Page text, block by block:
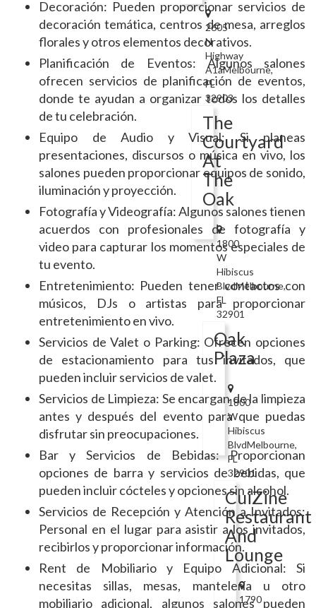
2605
N
Highway
A1aMelbourne,
FL
32903
The
Courtyard
At
The
Oak
1800
W
Hibiscus
BlvdMelbourne,
FL
32901
Oak
Plaza
1800
W
Hibiscus
BlvdMelbourne,
FL
32901
CuiZine
Restaurant
And
Lounge
1790
Decoración: Pueden proporcionar servicios de
decoración temática, centros de mesa, arreglos
florales y otros elementos decorativos.
Planificación de Eventos: Algunos salones
ofrecen servicios de planificación de eventos,
donde te ayudan a organizar todos los detalles
de tu celebración.
Equipo de Audio y Visual: Si planeas
presentaciones, discursos o música en vivo, los
salones pueden proporcionar equipos de sonido,
iluminación y proyección.
Fotografía y Videografía: Algunos salones tienen
acuerdos con profesionales de fotografía y
video para capturar los momentos especiales de
tu evento.
Entretenimiento: Pueden tener contactos con
músicos, DJs o artistas para proporcionar
entretenimiento en vivo.
Servicios de Valet o Parking: Ofrecen opciones
de estacionamiento para tus invitados, que
pueden incluir servicios de valet.
Servicios de Limpieza: Se encargan de la limpieza
antes y después del evento para que puedas
disfrutar sin preocupaciones.
Bar y Servicios de Bebidas: Proporcionan
opciones de barra y servicios de bebidas, que
pueden incluir cócteles y opciones sin alcohol.
Servicios de Recepción y Atención a Invitados:
Personal en el lugar para asistir a los invitados,
recibirlos y proporcionar información.
Rent de Mobiliario y Equipo Adicional: Si
necesitas sillas, mesas, mantelería u otro
mobiliario adicional, algunos salones pueden